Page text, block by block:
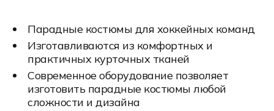
Парадные костюмы для хоккейных команд
Изготавливаются из комфортных и
практичных курточных тканей
Современное оборудование позволяет
изготовить парадные костюмы любой
сложности и дизайна